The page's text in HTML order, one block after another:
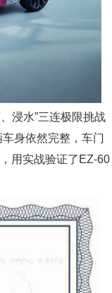
浸水”三连极限挑战
身依然完整，车门
用实战验证了EZ-60